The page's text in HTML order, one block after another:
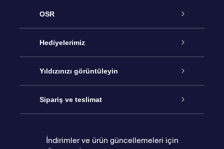
OSR
Hizmet
İletişim
Blogu
Hediyelerimiz
Çevrimiçi Yıldız Hediyesi
OSR Hediye Paketi
Yıldızınızı görüntüleyin
Star Register
Sipariş ve teslimat
İndirimler ve ürün güncellemeleri için